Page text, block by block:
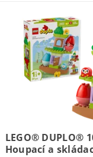
LEGO® DUPLO®
Houpací a